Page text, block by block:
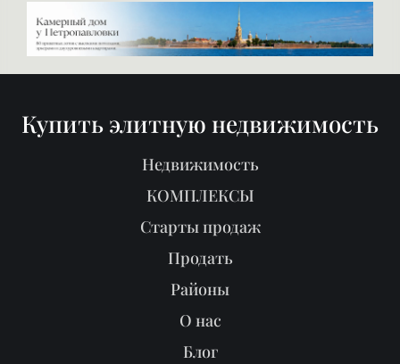
Купить элитную недвижимость
Недвижимость
КОМПЛЕКСЫ
Старты продаж
Продать
Районы
О нас
Блог